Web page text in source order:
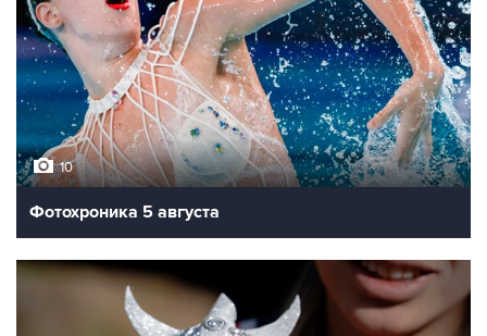
10
Фотохроника 5 августа